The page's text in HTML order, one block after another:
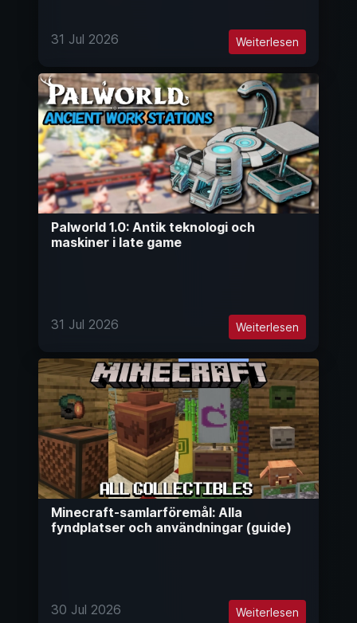
31 Jul 2026 Weiterlesen
Palworld 1.0: Antik teknologi och
maskiner i late game
31 Jul 2026 Weiterlesen
Minecraft-samlarföremål: Alla
fyndplatser och användningar (guide)
30 Jul 2026 Weiterlesen